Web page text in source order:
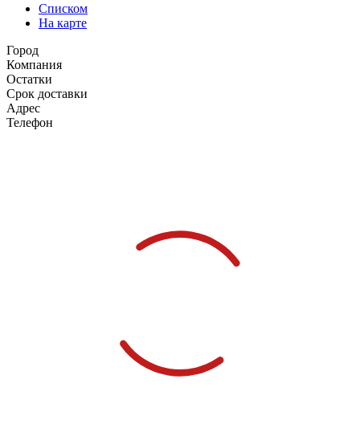
Списком
На карте
Город
Компания
Остатки
Срок доставки
Адрес
Телефон